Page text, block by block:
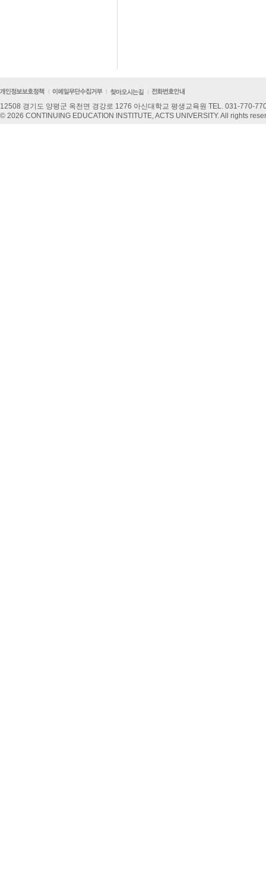
12508 경기도 양평군 옥천면 경강로 1276 아신대학교 평생교육원 TEL. 031-770-
© 2026 CONTINUING EDUCATION INSTITUTE, ACTS UNIVERSITY. All rights